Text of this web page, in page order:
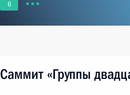
6
Саммит «Группы